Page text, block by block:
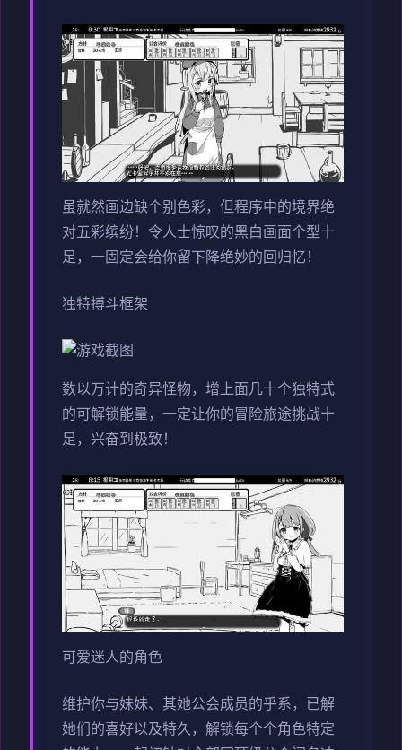
虽就然画边缺个别色彩，但程序中的境界绝
对五彩缤纷！令人士惊叹的黑白画面个型十
足，一固定会给你留下降绝妙的回归忆！
独特搏斗框架
数以万计的奇异怪物，增上面几十个独特式
的可解锁能量，一定让你的冒险旅途挑战十
足，兴奋到极致！
可爱迷人的角色
维护你与妹妹、其她公会成员的乎系，已解
她们的喜好以及特久，解锁每个个角色特定